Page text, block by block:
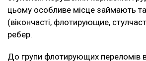
цьому особливе місце займають
(вікончасті, флотирующие,
ребер.
До групи флотирующих переломів